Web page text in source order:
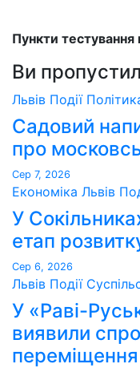
Пункти тестування
Ви
Львів Події
Садовий
про
Сер 7, 2026
Економіка Львів
У
етап
Сер 6, 2026
Львів Події
У «Раві-
виявили